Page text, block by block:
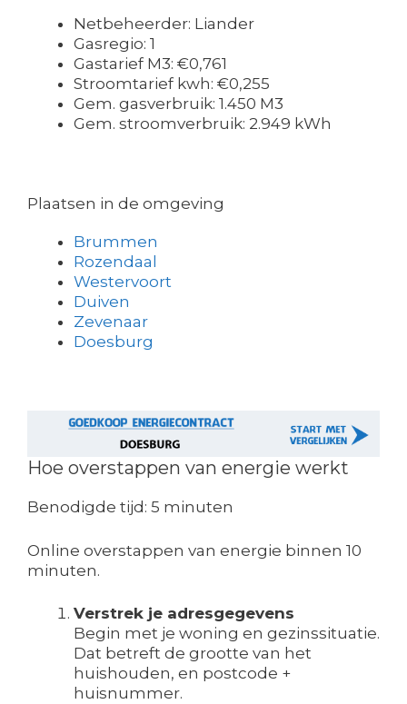
Netbeheerder: Liander
Gasregio: 1
Gastarief M3: €0,761
Stroomtarief kwh: €0,255
Gem. gasverbruik: 1.450 M3
Gem. stroomverbruik: 2.949 kWh
Plaatsen in de omgeving
Brummen
Rozendaal
Westervoort
Duiven
Zevenaar
Doesburg
Hoe overstappen van energie werkt
Benodigde tijd: 5 minuten
Online overstappen van energie binnen 10
minuten.
Verstrek je adresgegevens
Begin met je woning en gezinssituatie.
Dat betreft de grootte van het
huishouden, en postcode +
huisnummer.